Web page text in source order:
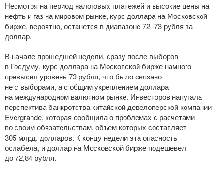
Несмотря на период налоговых платежей и высокие цены на
нефть и газ на мировом рынке, курс доллара на Московской
бирже, вероятно, останется в диапазоне 72–73 рубля за
доллар.
В начале прошедшей недели, сразу после выборов
в Госдуму, курс доллара на Московской бирже намного
превысил уровень 73 рубля, что было связано
не с выборами, а с общим укреплением доллара
на международном валютном рынке. Инвесторов напугала
перспектива банкротства китайской девелоперской компании
Evergrande, которая сообщила о проблемах с расчетами
по своим обязательствам, объем которых составляет
305 млрд. долларов. К концу недели эта опасность
ослабела, и доллар на Московской бирже подешевел
до 72,84 рубля.